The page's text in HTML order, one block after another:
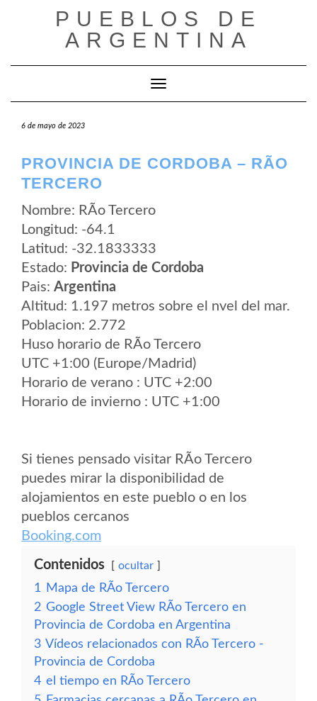
PUEBLOS DE
ARGENTINA
Cambiar modo de navegación
6 de mayo de 2023
PROVINCIA DE CORDOBA – RÃ­O
TERCERO
Nombre: RÃ­o Tercero
Longitud: -64.1
Latitud: -32.1833333
Estado: Provincia de Cordoba
Pais: Argentina
Altitud: 1.197 metros sobre el nvel del mar.
Poblacion: 2.772
Huso horario de RÃ­o Tercero
UTC +1:00 (Europe/Madrid)
Horario de verano : UTC +2:00
Horario de invierno : UTC +1:00
Si tienes pensado visitar RÃ­o Tercero
puedes mirar la disponibilidad de
alojamientos en este pueblo o en los
pueblos cercanos
Booking.com
Contenidos ocultar
1
Mapa de RÃ­o Tercero
2 Google Street View RÃ­o Tercero en
Provincia de Cordoba en Argentina
3 Vídeos relacionados con RÃ­o Tercero -
Provincia de Cordoba
4 el tiempo en RÃ­o Tercero